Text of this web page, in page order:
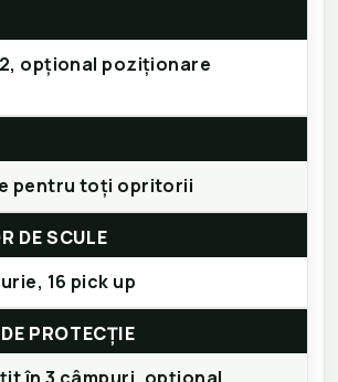
opțional poziționare
pentru toți opritorii
DE SCULE
16 pick up
PROTECȚIE